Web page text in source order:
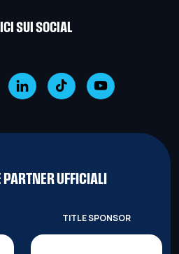
SUI SOCIAL
UFFICIALI
TITLE SPONSOR